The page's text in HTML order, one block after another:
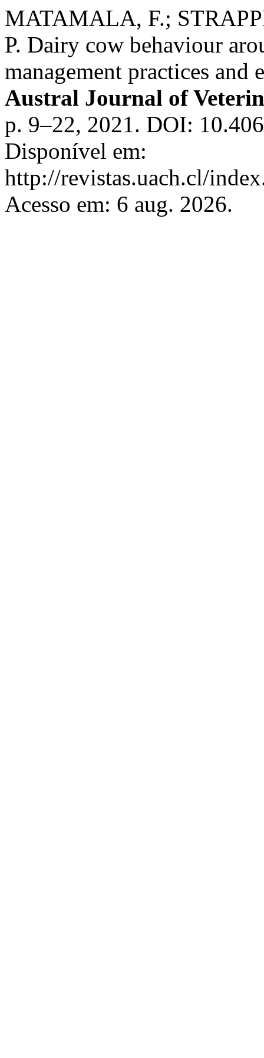
MATAMALA, F.;
P. Dairy cow behaviour
management practices
Austral Journal of
p. 9–22, 2021. DOI:
Disponível em:
http://revistas.uach.cl/
Acesso em: 6 aug. 2026.